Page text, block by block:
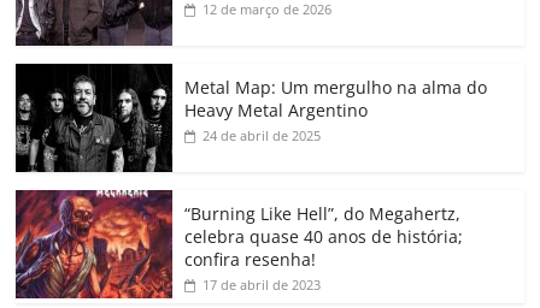
b
o
o
k
A
p
dI e
a
ss
o
m
k h
12 de março de 2026
Metal Map: Um mergulho na alma do
Heavy Metal Argentino
24 de abril de 2025
“Burning Like Hell”, do Megahertz,
celebra quase 40 anos de história;
confira resenha!
17 de abril de 2023